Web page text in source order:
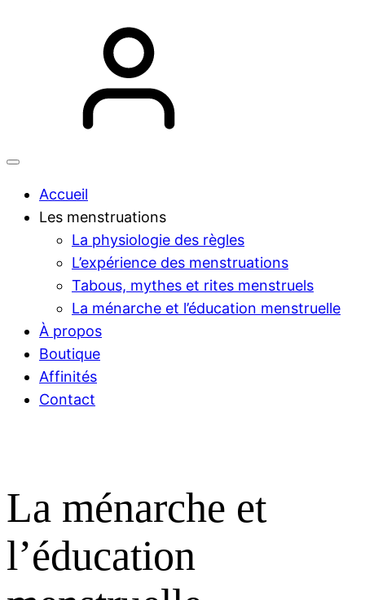
Accueil
Les menstruations
La physiologie des règles
L’expérience des menstruations
Tabous, mythes et rites menstruels
La ménarche et l’éducation menstruelle
À propos
Boutique
Affinités
Contact
La ménarche et
l’éducation